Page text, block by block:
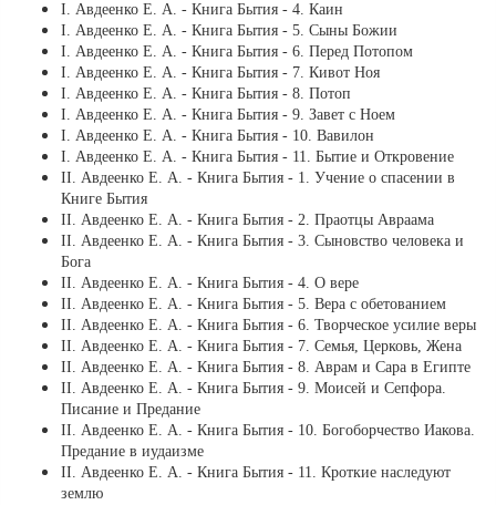
І. Авдеенко Е. А. - Книга Бытия - 4. Каин
І. Авдеенко Е. А. - Книга Бытия - 5. Сыны Божии
І. Авдеенко Е. А. - Книга Бытия - 6. Перед Потопом
І. Авдеенко Е. А. - Книга Бытия - 7. Кивот Ноя
І. Авдеенко Е. А. - Книга Бытия - 8. Потоп
І. Авдеенко Е. А. - Книга Бытия - 9. Завет с Ноем
І. Авдеенко Е. А. - Книга Бытия - 10. Вавилон
І. Авдеенко Е. А. - Книга Бытия - 11. Бытие и Откровение
ІІ. Авдеенко Е. А. - Книга Бытия - 1. Учение о спасении в
Книге Бытия
ІІ. Авдеенко Е. А. - Книга Бытия - 2. Праотцы Авраама
ІІ. Авдеенко Е. А. - Книга Бытия - 3. Сыновство человека и
Бога
ІІ. Авдеенко Е. А. - Книга Бытия - 4. О вере
ІІ. Авдеенко Е. А. - Книга Бытия - 5. Вера с обетованием
ІІ. Авдеенко Е. А. - Книга Бытия - 6. Творческое усилие веры
ІІ. Авдеенко Е. А. - Книга Бытия - 7. Семья, Церковь, Жена
ІІ. Авдеенко Е. А. - Книга Бытия - 8. Аврам и Сара в Египте
ІІ. Авдеенко Е. А. - Книга Бытия - 9. Моисей и Сепфора.
Писание и Предание
ІІ. Авдеенко Е. А. - Книга Бытия - 10. Богоборчество Иакова.
Предание в иудаизме
ІІ. Авдеенко Е. А. - Книга Бытия - 11. Кроткие наследуют
землю